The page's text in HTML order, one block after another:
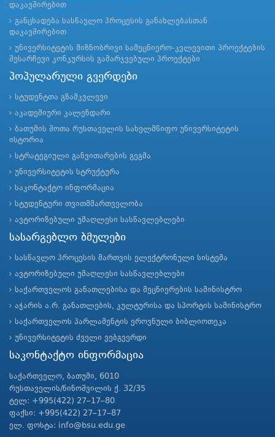
დაკავშირებით
განცხადება სასწავლო პროცესის განახლებასთან
დაკავშირებით
უნივერსიტეტის მიზნობრივი სამეცნიერო-კვლევითი პროექტების
შესარჩევი კონკურსის გამარჯვებული პროექტები
პოპულარული გვერდები
სტუდენტთა გზამკვლევი
აკადემიური კალენდარი
ბათუმის შოთა რუსთაველის სახელმწიფო უნივერსიტეტის
ისტორია
სტრატეგიული განვითარების გეგმა
უნივერსიტეტის სტრუქტურა
საკონტაქტო ინფორმაცია
სტუდენტური თვითმმართველობა
ავტორიზებული უმაღლესი სასწავლებლები
სასარგებლო ბმულები
სასწავლო პროცესის მართვის ელექტრონული სისტემა
ავტორიზებული უმაღლესი სასწავლებლები
საქართველოს განათლებისა და მეცნიერების სამინისტრო
აჭარის ა.რ. განათლების, კულტურისა და სპორტის სამინისტრო
საქართველოს პარლამენტის ეროვნული ბიბლიოთეკა
უნივერსიტეტის ძველი ვებგვერდი
საკონტაქტო ინფორმაცია
საქართველო, ბათუმი, 6010
რუსთაველის/ნინოშვილის ქ. 32/35
ტელ: +995(422) 27–17–80
ფაქსი: +995(422) 27–17–87
ელ. ფოსტა: info@bsu.edu.ge